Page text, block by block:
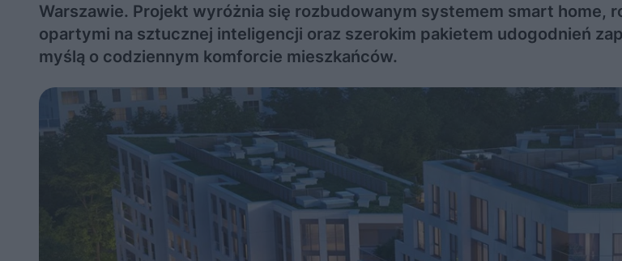
Warszawie. Projekt wyróżnia się rozbudowanym systemem smart home,
opartymi na sztucznej inteligencji oraz szerokim pakietem udogodnień
myślą o codziennym komforcie mieszkańców.